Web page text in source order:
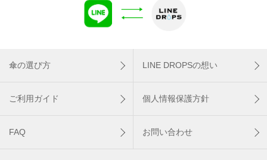
傘の選び方 LINE DROPSの想い
ご利用ガイド 個人情報保護方針
FAQ お問い合わせ